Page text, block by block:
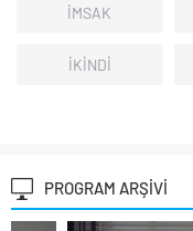
İMSAK
İKİNDİ
PROGRAM ARŞİVİ